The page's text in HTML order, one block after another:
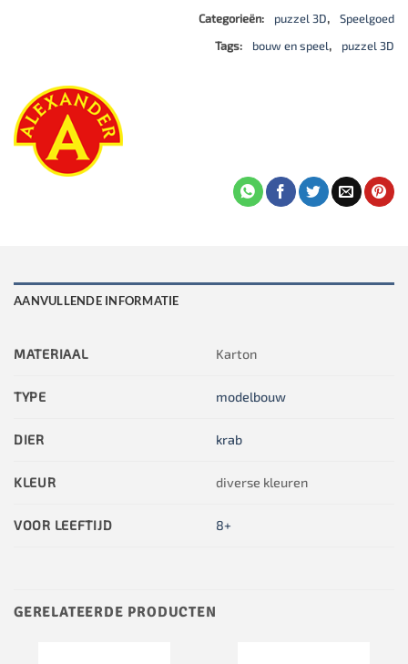
Categorieën:
puzzel 3D,
Speelgoed
Tags:
bouw en speel, puzzel 3D
AANVULLENDE INFORMATIE
MATERIAAL Karton
TYPE modelbouw
DIER krab
KLEUR diverse kleuren
VOOR LEEFTIJD 8+
GERELATEERDE PRODUCTEN